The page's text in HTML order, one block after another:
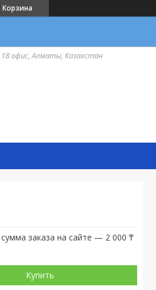
Корзина
офис, Алматы, Казахстан
заказа на сайте — 2 000 ₸
Купить